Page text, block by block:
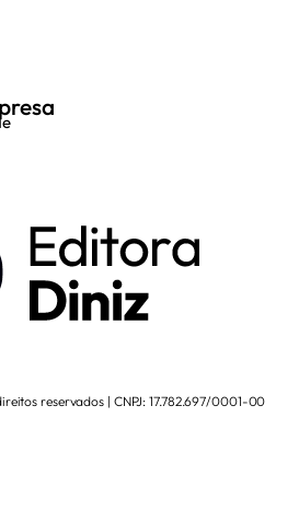
reservados | CNPJ: 17.782.697/0001-00